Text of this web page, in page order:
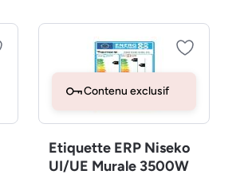
Contenu exclusif
Etiquette ERP Niseko
UI/UE Murale 3500W